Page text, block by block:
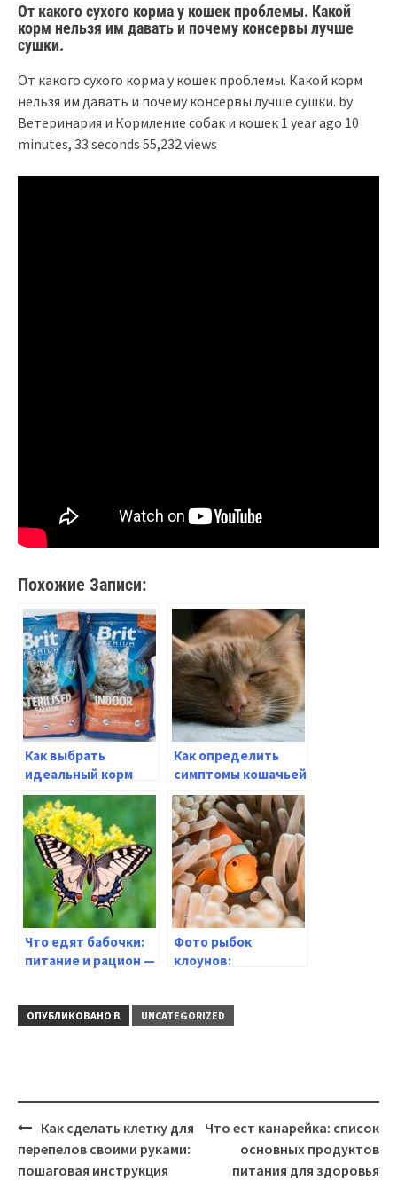
От какого сухого корма у кошек проблемы. Какой
корм нельзя им давать и почему консервы лучше
сушки.
От какого сухого корма у кошек проблемы. Какой корм
нельзя им давать и почему консервы лучше сушки. by
Ветеринария и Кормление собак и кошек 1 year ago 10
minutes, 33 seconds 55,232 views
Похожие Записи:
Как выбрать
идеальный корм
для кошки:
подробное
руководство для
внимательных
хозяев
Как определить
симптомы кошачьей
чумки у вашего
кота: полезные
советы
Что едят бабочки:
питание и рацион —
Фото рыбок
клоунов:
подводного мира
ОПУБЛИКОВАНО В UNCATEGORIZED
Навигация
Как сделать клетку для
перепелов своими руками:
пошаговая инструкция
Что ест канарейка: список
основных продуктов
питания для здоровья